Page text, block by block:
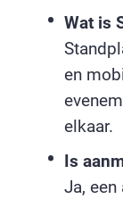
Wat is
en
elkaar.
Is
Ja,